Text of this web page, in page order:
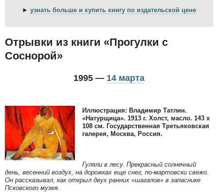
► узнать больше и купить книгу по издательской цене
Отрывки из книги «Прогулки с
Соснорой»
1995 — 14 марта
Иллюстрация: Владимир Татлин.
«Натурщица». 1913 г. Холст, масло. 143 x
108 см. Государственная Третьяковская
галерея, Москва, Россия.
Гуляли в лесу. Прекрасный солнечный
день, весенний воздух, на дорожках еще снег, по-мартовски свежо.
Он рассказывал, как открыл двух ранних «шагалов» в запаснике
Псковского музея.